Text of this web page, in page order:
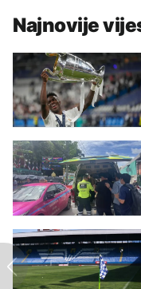
Najnovije